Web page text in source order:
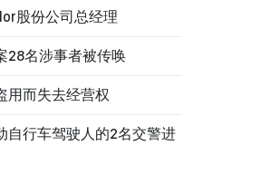
股份公司总经理
28名涉事者被传唤
用而失去经营权
自行车驾驶人的2名交警进